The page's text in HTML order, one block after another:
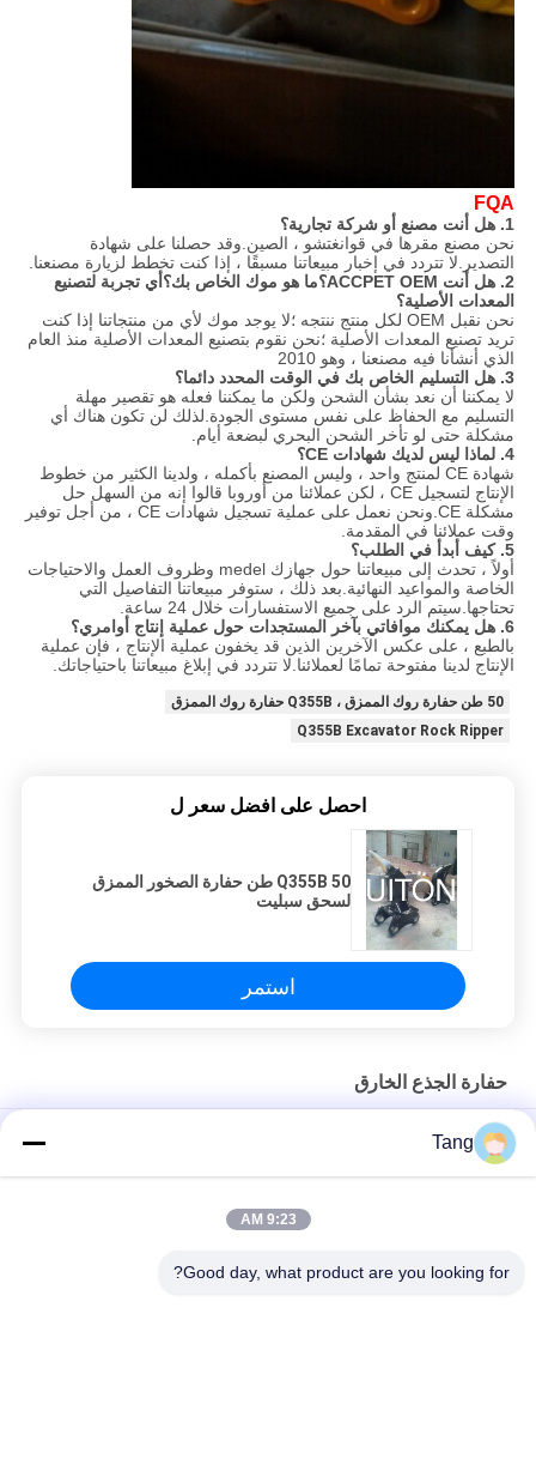
FQA
1. هل أنت مصنع أو شركة تجارية؟
نحن مصنع مقرها في قوانغتشو ، الصين.وقد حصلنا على شهادة
التصدير.لا تتردد في إخبار مبيعاتنا مسبقًا ، إذا كنت تخطط لزيارة مصنعنا.
2. هل أنت ACCPET OEM؟ما هو موك الخاص بك؟أي تجربة لتصنيع
المعدات الأصلية؟
نحن نقبل OEM لكل منتج ننتجه ؛لا يوجد موك لأي من منتجاتنا إذا كنت
تريد تصنيع المعدات الأصلية ؛نحن نقوم بتصنيع المعدات الأصلية منذ العام
الذي أنشأنا فيه مصنعنا ، وهو 2010
3. هل التسليم الخاص بك في الوقت المحدد دائما؟
لا يمكننا أن نعد بشأن الشحن ولكن ما يمكننا فعله هو تقصير مهلة
التسليم مع الحفاظ على نفس مستوى الجودة.لذلك لن تكون هناك أي
مشكلة حتى لو تأخر الشحن البحري لبضعة أيام.
4. لماذا ليس لديك شهادات CE؟
شهادة CE لمنتج واحد ، وليس المصنع بأكمله ، ولدينا الكثير من خطوط
الإنتاج لتسجيل CE ، لكن عملائنا من أوروبا قالوا إنه من السهل حل
مشكلة CE.ونحن نعمل على عملية تسجيل شهادات CE ، من أجل توفير
وقت عملائنا في المقدمة.
5. كيف أبدأ في الطلب؟
أولاً ، تحدث إلى مبيعاتنا حول جهازك medel وظروف العمل والاحتياجات
الخاصة والمواعيد النهائية.بعد ذلك ، ستوفر مبيعاتنا التفاصيل التي
تحتاجها.سيتم الرد على جميع الاستفسارات خلال 24 ساعة.
6. هل يمكنك موافاتي بآخر المستجدات حول عملية إنتاج أوامري؟
بالطبع ، على عكس الآخرين الذين قد يخفون عملية الإنتاج ، فإن عملية
الإنتاج لدينا مفتوحة تمامًا لعملائنا.لا تتردد في إبلاغ مبيعاتنا باحتياجاتك.
50 طن حفارة روك الممزق ، Q355B حفارة روك الممزق
Q355B Excavator Rock Ripper
احصل على افضل سعر ل
Q355B 50 طن حفارة الصخور الممزق
لسحق سبليت
استمر
حفارة الجذع الخارق
EX60 EX100 EX120 Mini Excavator Rock Ripper لآلات البناء
البيع المباشر OEM تخصيص ملحقات حفارة الحفار الخارق ضمان لمدة
Tang
9:23 AM
Good day, what product are you looking for?